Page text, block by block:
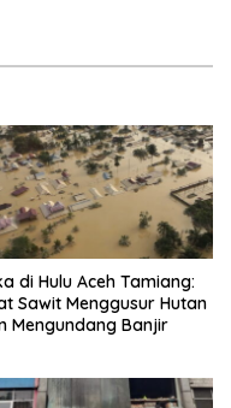
di Hulu Aceh Tamiang:
Sawit Menggusur Hutan
Mengundang Banjir